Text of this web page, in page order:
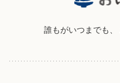
誰もがいつまでも、